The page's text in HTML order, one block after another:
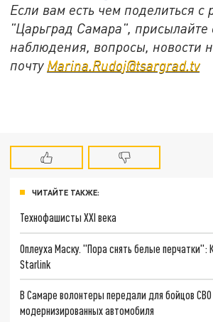
Если вам есть чем поделиться с
"Царьград Самара", присылайте
наблюдения, вопросы, новости
почту Marina.Rudoj@tsargrad.tv
ЧИТАЙТЕ ТАКЖЕ:
Технофашисты XXI века
Оплеуха Маску. "Пора снять белые перчатки":
Starlink
В Самаре волонтеры передали для бойцов
модернизированных автомобиля